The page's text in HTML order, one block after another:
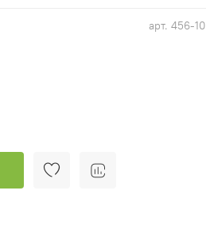
арт. 456-